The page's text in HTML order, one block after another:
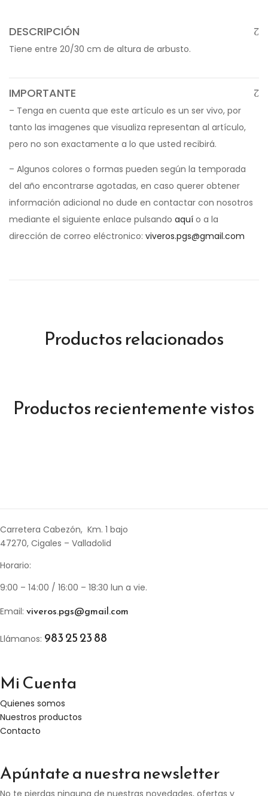
DESCRIPCIÓN
Tiene entre 20/30 cm de altura de arbusto.
IMPORTANTE
– Tenga en cuenta que este artículo es un ser vivo, por
tanto las imagenes que visualiza representan al artículo,
pero no son exactamente a lo que usted recibirá.
– Algunos colores o formas pueden según la temporada
del año encontrarse agotadas, en caso querer obtener
información adicional no dude en contactar con nosotros
mediante el siguiente enlace pulsando aquí o a la
dirección de correo eléctronico: viveros.pgs@gmail.com
Productos relacionados
Productos recientemente vistos
Carretera Cabezón, Km. 1 bajo
47270, Cigales – Valladolid
Horario:
9:00 – 14:00 / 16:00 – 18:30 lun a vie.
Email: viveros.pgs@gmail.com
Llámanos: 983 25 23 88
Mi Cuenta
Quienes somos
Nuestros productos
Contacto
Apúntate a nuestra newsletter